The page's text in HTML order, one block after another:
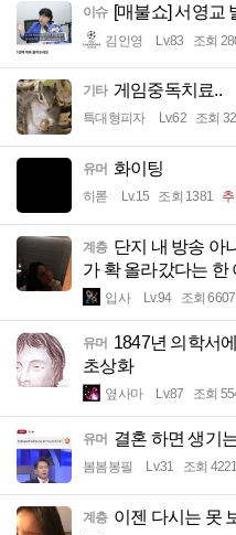
이슈 [매불쇼] 서영교
김인영 Lv.83 조회
기타 게임중독치료..
특대형피자 Lv.62 조회
유머 화이팅
히롣 Lv.15 조회 1381
계층 단지 내 방송 아
가 확 올라갔다는 한
입사 Lv.94 조회 6607
유머 1847년 의학서
초상화
옆사마 Lv.87 조회
유머 결혼 하면 생기
봄봄봉필 Lv.31 조회 4221
계층 이젠 다시는 못